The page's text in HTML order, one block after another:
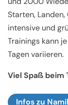
Starten,
intensive und
Trainings kann
Tagen variieren.
Viel Spaß beim
Infos zu